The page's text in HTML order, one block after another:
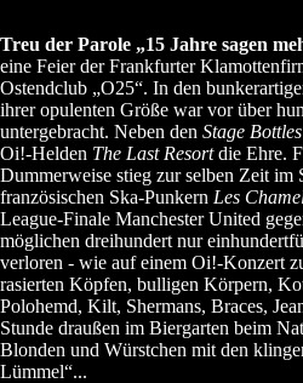
Treu der Parole „15 Jahre sagen
eine Feier der Frankfurter
Ostendclub „O25“. In den
ihrer opulenten Größe war vor über
untergebracht. Neben den Stage Bottles
Oi!-Helden The Last Resortdie Ehre.
Dummerweise stieg zur selben Zeit
französischen Ska-Punkern Les
League-Finale Manchester United
möglichen dreihundert nur
verloren - wie auf einem Oi!-Konzert
rasierten Köpfen, bulligen Körpern,
Polohemd, Kilt, Shermans, Braces,
Stunde draußen im Biergarten beim
Blonden und Würstchen mit den
Lümmel“...